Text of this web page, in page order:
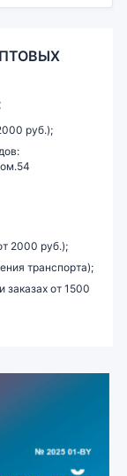
руб.);
2000 руб.);
транспорта);
заказах от 1500